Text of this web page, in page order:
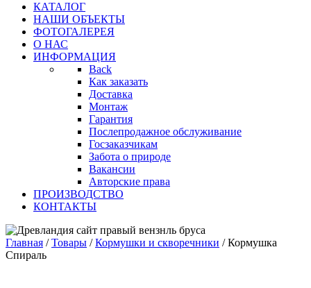
КАТАЛОГ
НАШИ ОБЪЕКТЫ
ФОТОГАЛЕРЕЯ
О НАС
ИНФОРМАЦИЯ
Back
Как заказать
Доставка
Монтаж
Гарантия
Послепродажное обслуживание
Госзаказчикам
Забота о природе
Вакансии
Авторские права
ПРОИЗВОДСТВО
КОНТАКТЫ
Главная /Товары /Кормушки и скворечники /Кормушка
Спираль